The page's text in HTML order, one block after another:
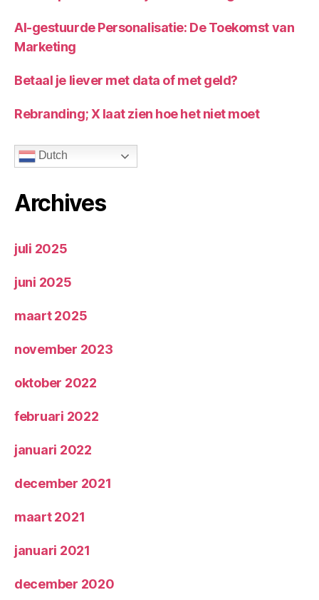
AI-gestuurde Personalisatie: De Toekomst van
Marketing
Betaal je liever met data of met geld?
Rebranding; X laat zien hoe het niet moet
Dutch
Archives
juli 2025
juni 2025
maart 2025
november 2023
oktober 2022
februari 2022
januari 2022
december 2021
maart 2021
januari 2021
december 2020